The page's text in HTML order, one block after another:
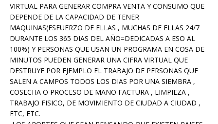
VIRTUAL PARA GENERAR COMPRA VENTA Y CONSUMO QUE
DEPENDE DE LA CAPACIDAD DE TENER
MAQUINAS(ESFUERZO DE ELLAS , MUCHAS DE ELLAS 24/7
DURANTE LOS 365 DIAS DEL AÑO=DEDICADAS A ESO AL
100%) Y PERSONAS QUE USAN UN PROGRAMA EN COSA DE
MINUTOS PUEDEN GENERAR UNA CIFRA VIRTUAL QUE
DESTRUYE POR EJEMPLO EL TRABAJO DE PERSONAS QUE
SALEN A CAMPOS TODOS LOS DIAS POR UNA SIEMBRA ,
COSECHA O PROCESO DE MANO FACTURA , LIMPIEZA ,
TRABAJO FISICO, DE MOVIMIENTO DE CIUDAD A CIUDAD ,
ETC, ETC.